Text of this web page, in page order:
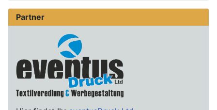
Partner